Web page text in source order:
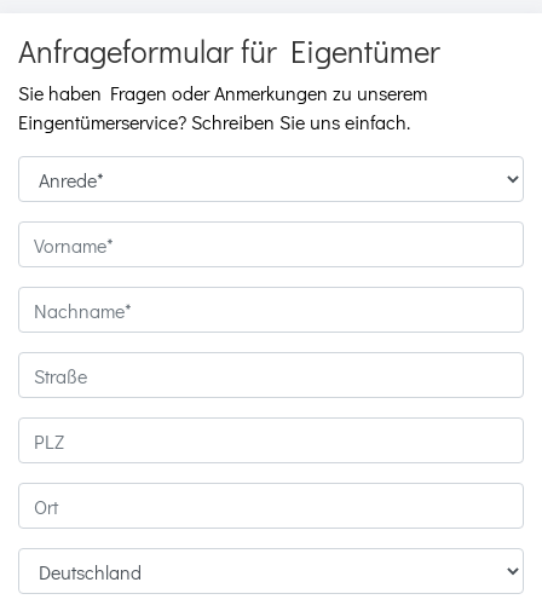
Anfrageformular für Eigentümer
Sie haben Fragen oder Anmerkungen zu unserem
Eingentümerservice? Schreiben Sie uns einfach.